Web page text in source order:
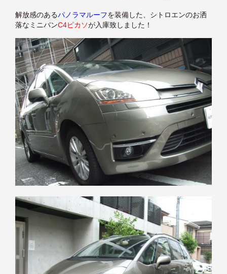
解放感のあるパノラマルーフを装備した、シトロエンのお洒
落なミニバンC4ピカソが入庫致しました！